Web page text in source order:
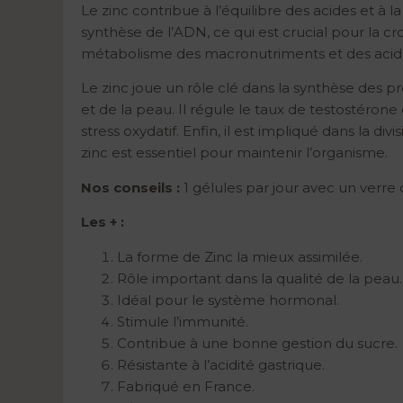
Le zinc contribue à l’équilibre des acides et à
synthèse de l’ADN, ce qui est crucial pour la
métabolisme des macronutriments et des
Le zinc joue un rôle clé dans la synthèse des
et de la peau. Il régule le taux de
stress oxydatif. Enfin, il est impliqué dans la
zinc est essentiel pour maintenir l’organisme.
Nos conseils : 1 gélules par jour avec un verre
Les + :
La forme de Zinc la mieux assimilée.
Rôle important dans la qualité de la peau.
Idéal pour le système hormonal.
Stimule l’immunité.
Contribue à une bonne gestion du sucre.
Résistante à l’acidité gastrique.
Fabriqué en France.